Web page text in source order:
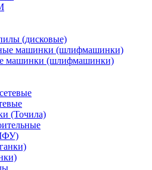
(дисковые)
машинки (шлифмашинки)
(Точила)